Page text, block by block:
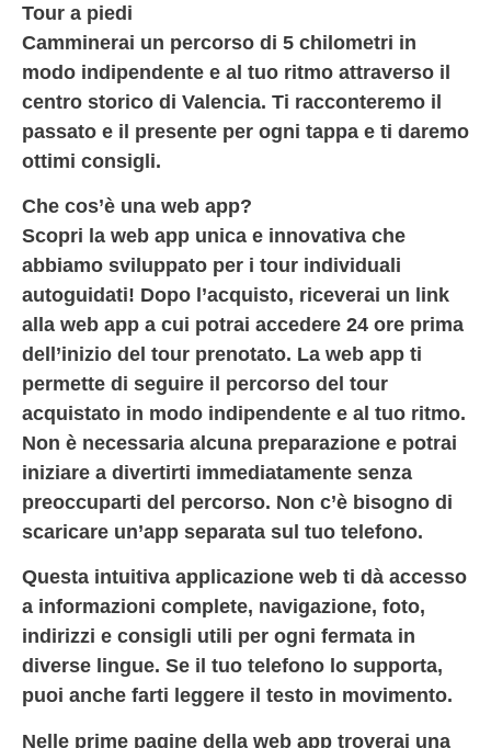
Tour a piedi
Camminerai un percorso di 5 chilometri in
modo indipendente e al tuo ritmo attraverso il
centro storico di Valencia. Ti racconteremo il
passato e il presente per ogni tappa e ti daremo
ottimi consigli.
Che cos’è una web app?
Scopri la web app unica e innovativa che
abbiamo sviluppato per i tour individuali
autoguidati! Dopo l’acquisto, riceverai un link
alla web app a cui potrai accedere 24 ore prima
dell’inizio del tour prenotato. La web app ti
permette di seguire il percorso del tour
acquistato in modo indipendente e al tuo ritmo.
Non è necessaria alcuna preparazione e potrai
iniziare a divertirti immediatamente senza
preoccuparti del percorso. Non c’è bisogno di
scaricare un’app separata sul tuo telefono.
Questa intuitiva applicazione web ti dà accesso
a informazioni complete, navigazione, foto,
indirizzi e consigli utili per ogni fermata in
diverse lingue. Se il tuo telefono lo supporta,
puoi anche farti leggere il testo in movimento.
Nelle prime pagine della web app troverai una